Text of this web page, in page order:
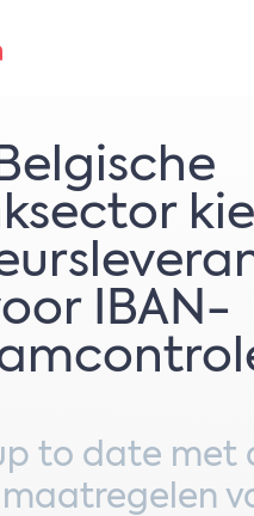
IBAN-
to date met